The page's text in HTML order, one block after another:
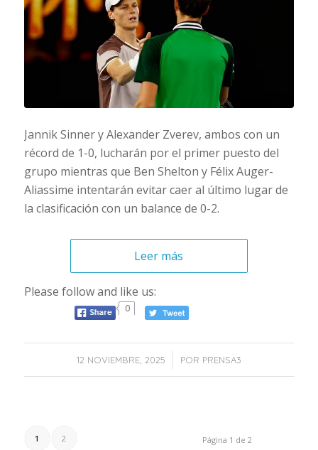
Jannik Sinner y Alexander Zverev, ambos con un
récord de 1-0, lucharán por el primer puesto del
grupo mientras que Ben Shelton y Félix Auger-
Aliassime intentarán evitar caer al último lugar de
la clasificación con un balance de 0-2.
Leer más
Please follow and like us:
0
12 NOVIEMBRE, 2025
/ POR PRENSA3
Página 1 de 2
1 2